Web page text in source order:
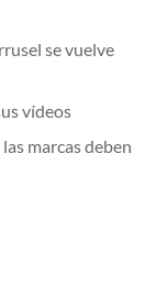
se vuelve
vídeos
marcas deben